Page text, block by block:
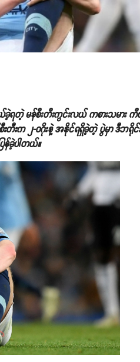
ခဲ့ရတဲ့ မန်စီးတီးကွင်းလယ် ကစားသမား
းက ၂-ဝဂိုးနဲ့ အနိုင်ရရှိခဲ့တဲ့ ပွဲမှာ ဒီဘရိုင်
ခဲ့ပါတယ်။